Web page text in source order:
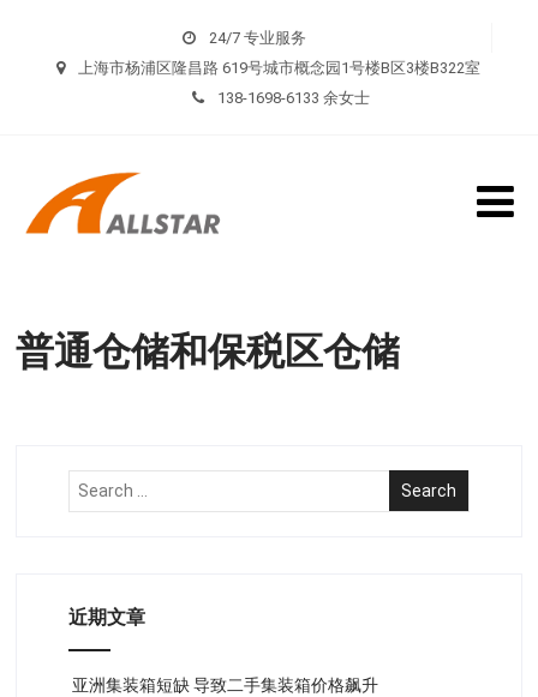
24/7 专业服务
上海市杨浦区隆昌路 619号城市概念园1号楼B区3楼B322室
138-1698-6133 余女士
普通仓储和保税区仓储
近期文章
亚洲集装箱短缺 导致二手集装箱价格飙升